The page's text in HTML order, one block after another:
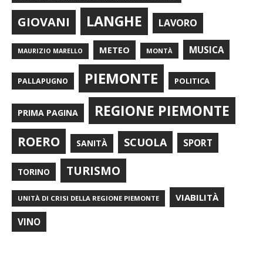
GIOVANI LANGHE LAVORO
MAURIZIO MARELLO METEO MONTÀ MUSICA
PALLAPUGNO PIEMONTE POLITICA
PRIMA PAGINA REGIONE PIEMONTE
ROERO SANITÀ SCUOLA SPORT
TORINO TURISMO
UNITÀ DI CRISI DELLA REGIONE PIEMONTE VIABILITÀ
VINO